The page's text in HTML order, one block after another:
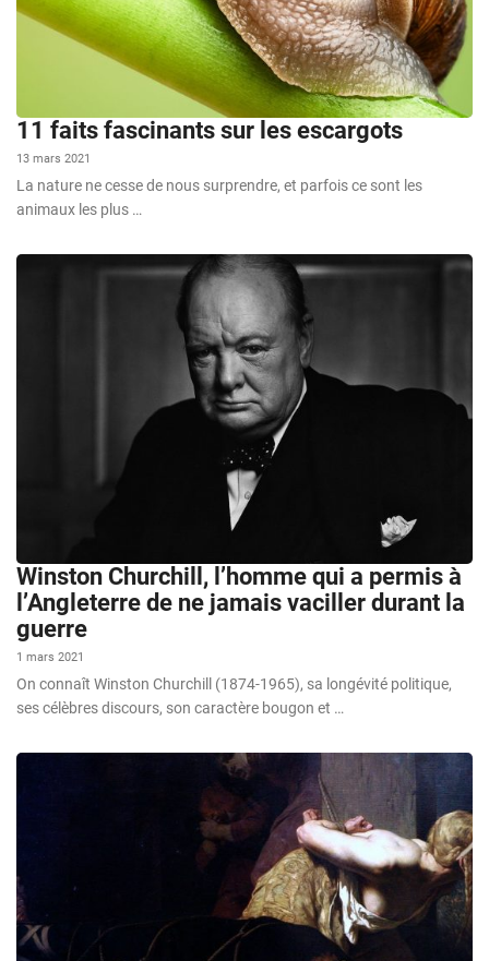
11 faits fascinants sur les escargots
13 mars 2021
La nature ne cesse de nous surprendre, et parfois ce sont les
animaux les plus …
Winston Churchill, l’homme qui a permis à
l’Angleterre de ne jamais vaciller durant la
guerre
1 mars 2021
On connaît Winston Churchill (1874-1965), sa longévité politique,
ses célèbres discours, son caractère bougon et …